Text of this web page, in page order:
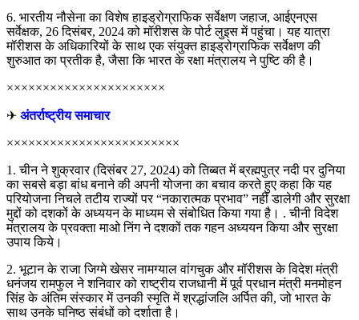
6. भारतीय नौसेना का विशेष हाइड्रोग्राफिक सर्वेक्षण जहाज, आईएनएस
सर्वेक्षक, 26 दिसंबर, 2024 को मॉरीशस के पोर्ट लुइस में पहुंचा। यह यात्रा
मॉरीशस के अधिकारियों के साथ एक संयुक्त हाइड्रोग्राफिक सर्वेक्षण की
शुरुआत का प्रतीक है, जैसा कि भारत के रक्षा मंत्रालय ने पुष्टि की है।
××××××××××××××××××××××
✈ अंतर्राष्ट्रीय समाचार
××××××××××××××××××××××××
1. चीन ने शुक्रवार (दिसंबर 27, 2024) को तिब्बत में ब्रह्मपुत्र नदी पर दुनिया
का सबसे बड़ा बांध बनाने की अपनी योजना का बचाव करते हुए कहा कि यह
परियोजना निचले तटीय राज्यों पर “नकारात्मक प्रभाव” नहीं डालेगी और सुरक्षा
मुद्दों को दशकों के अध्ययन के माध्यम से संबोधित किया गया है। . चीनी विदेश
मंत्रालय के प्रवक्ता माओ निंग ने दशकों तक गहन अध्ययन किया और सुरक्षा
उपाय किये।
2. भूटान के राजा जिग्मे खेसर नामग्याल वांगचुक और मॉरीशस के विदेश मंत्री
धनंजय रामफुल ने शनिवार को राष्ट्रीय राजधानी में पूर्व प्रधान मंत्री मनमोहन
सिंह के अंतिम संस्कार में उनकी स्मृति में श्रद्धांजलि अर्पित की, जो भारत के
साथ उनके घनिष्ठ संबंधों को दर्शाता है।